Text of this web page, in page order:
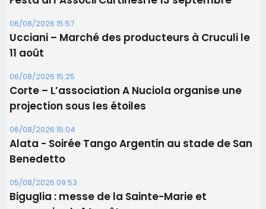
Les brèves
09/08/2026 16:04
Sénatoriales 2B – Jean-François Gaspari retire
sa candidature
09/08/2026 11:04
Festa di l’Associi Curtinesi le 13 septembre
06/08/2026 15:57
Ucciani – Marché des producteurs à Cruculi le
11 août